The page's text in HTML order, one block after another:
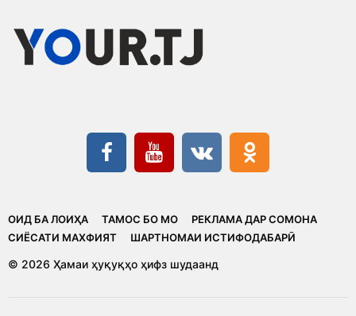
ОИД БА ЛОИҲА ТАМОС БО МО
РЕКЛАМА ДАР СОМОНА
CИЁСАТИ МАХФИЯТ
ШАРТНОМАИ ИСТИФОДАБАРӢ
© 2026 Ҳамаи ҳуқуқҳо ҳифз шудаанд